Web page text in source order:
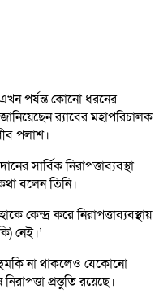
পর্যন্ত কোনো ধরনের
র‍্যাবের মহাপরিচালক
পলাশ।
সার্বিক নিরাপত্তাব্যবস্থা
বলেন তিনি।
কেন্দ্র করে নিরাপত্তাব্যবস্থায়
নেই।’
না থাকলেও যেকোনো
প্রস্তুতি রয়েছে।